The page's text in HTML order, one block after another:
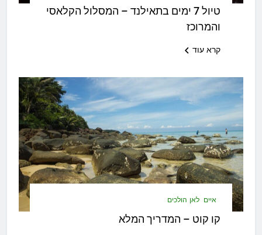
טיול 7 ימים בתאילנד – המסלול הקלאסי
והמרוכז
קרא עוד
איים לאן הולכים
קו קוט – המדריך המלא